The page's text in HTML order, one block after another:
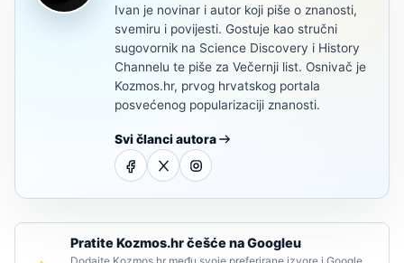
Ivan je novinar i autor koji piše o znanosti,
svemiru i povijesti. Gostuje kao stručni
sugovornik na Science Discovery i History
Channelu te piše za Večernji list. Osnivač je
Kozmos.hr, prvog hrvatskog portala
posvećenog popularizaciji znanosti.
Svi članci autora
Pratite Kozmos.hr češće na Googleu